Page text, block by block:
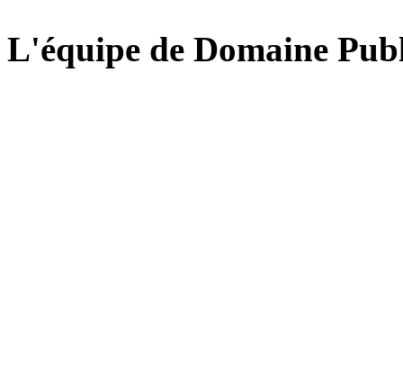
L'équipe de Domaine